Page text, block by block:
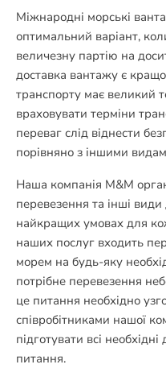
Міжнародні морські
оптимальний варіант,
величезну партію на
доставка вантажу є
транспорту має великий
враховувати терміни
переваг слід віднести
порівняно з іншими
Наша компанія M&M
перевезення та інші
найкращих умовах для
наших послуг входить
морем на будь-яку
потрібне перевезення
це питання необхідно
співробітниками нашої
підготувати всі
питання.